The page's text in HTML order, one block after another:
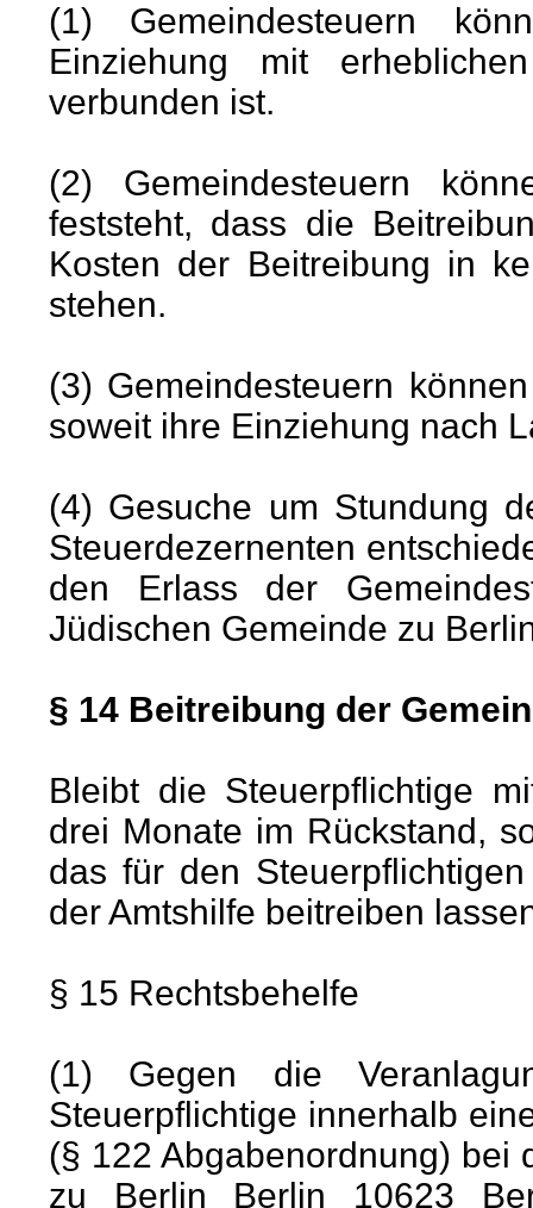
(1) Gemeindesteuern
Einziehung mit
verbunden ist.
(2) Gemeindesteuern
feststeht, dass die
Kosten der Beitreibung in
stehen.
(3) Gemeindesteuern
soweit ihre Einziehung nach
(4) Gesuche um Stundung
Steuerdezernenten
den Erlass der
Jüdischen Gemeinde zu
§ 14 Beitreibung der
Bleibt die Steuerpflichtige
drei Monate im Rückstand,
das für den
der Amtshilfe beitreiben
§ 15 Rechtsbehelfe
(1) Gegen die
Steuerpflichtige innerhalb
(§ 122 Abgabenordnung) bei
zu Berlin Berlin 10623